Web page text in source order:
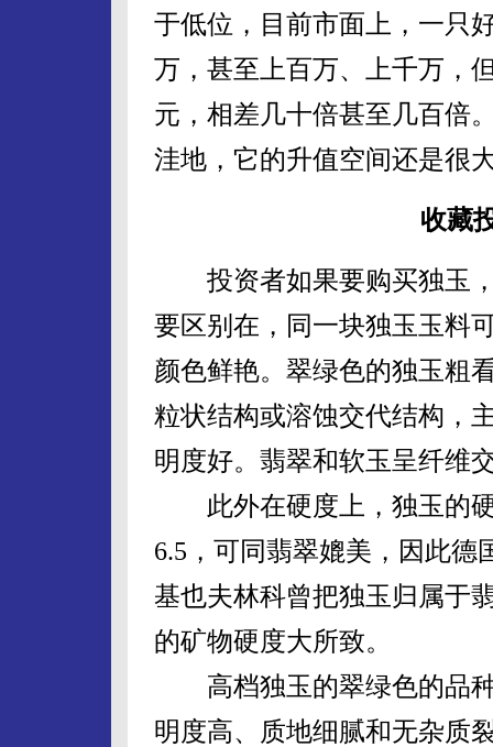
于低位，目前市面上，一只
万，甚至上百万、上千万，
元，相差几十倍甚至几百倍
洼地，它的升值空间还是很
收藏
投资者如果要购买独玉，
要区别在，同一块独玉玉料
颜色鲜艳。翠绿色的独玉粗
粒状结构或溶蚀交代结构，
明度好。翡翠和软玉呈纤维
此外在硬度上，独玉的硬
6.5，可同翡翠媲美，因此德
基也夫林科曾把独玉归属于
的矿物硬度大所致。
高档独玉的翠绿色的品种
明度高、质地细腻和无杂质